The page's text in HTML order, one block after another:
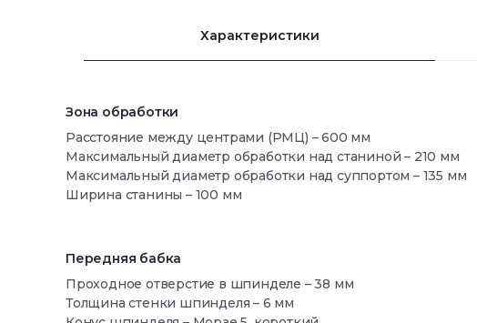
Характеристики
Зона обработки
Расстояние между центрами (РМЦ) – 600 мм
Максимальный диаметр обработки над станиной – 210 мм
Максимальный диаметр обработки над суппортом – 135 мм
Ширина станины – 100 мм
Передняя бабка
Проходное отверстие в шпинделе – 38 мм
Толщина стенки шпинделя – 6 мм